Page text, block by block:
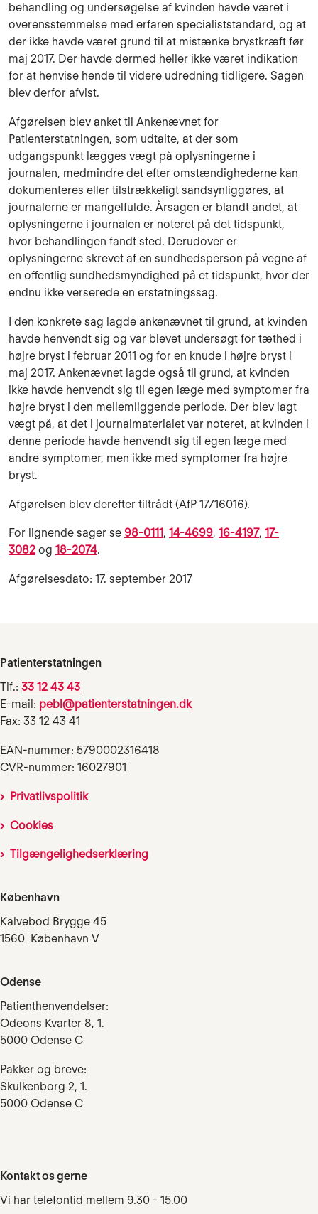
behandling og undersøgelse af kvinden havde været i
overensstemmelse med erfaren specialiststandard, og at
der ikke havde været grund til at mistænke brystkræft før
maj 2017. Der havde dermed heller ikke været indikation
for at henvise hende til videre udredning tidligere. Sagen
blev derfor afvist.
Afgørelsen blev anket til Ankenævnet for
Patienterstatningen, som udtalte, at der som
udgangspunkt lægges vægt på oplysningerne i
journalen, medmindre det efter omstændighederne kan
dokumenteres eller tilstrækkeligt sandsynliggøres, at
journalerne er mangelfulde. Årsagen er blandt andet, at
oplysningerne i journalen er noteret på det tidspunkt,
hvor behandlingen fandt sted. Derudover er
oplysningerne skrevet af en sundhedsperson på vegne af
en offentlig sundhedsmyndighed på et tidspunkt, hvor der
endnu ikke verserede en erstatningssag.
I den konkrete sag lagde ankenævnet til grund, at kvinden
havde henvendt sig og var blevet undersøgt for tæthed i
højre bryst i februar 2011 og for en knude i højre bryst i
maj 2017. Ankenævnet lagde også til grund, at kvinden
ikke havde henvendt sig til egen læge med symptomer fra
højre bryst i den mellemliggende periode. Der blev lagt
vægt på, at det i journalmaterialet var noteret, at kvinden i
denne periode havde henvendt sig til egen læge med
andre symptomer, men ikke med symptomer fra højre
bryst.
Afgørelsen blev derefter tiltrådt (AfP 17/16016).
For lignende sager se 98-0111, 14-4699, 16-4197, 17-
3082 og 18-2074.
Afgørelsesdato: 17. september 2017
Patienterstatningen
Tlf.: 33 12 43 43
E-mail: pebl@patienterstatningen.dk
Fax: 33 12 43 41
EAN-nummer: 5790002316418
CVR-nummer: 16027901
Privatlivspolitik
Cookies
Tilgængelighedserklæring
København
Kalvebod Brygge 45
1560 København V
Odense
Patienthenvendelser:
Odeons Kvarter 8, 1.
5000 Odense C
Pakker og breve:
Skulkenborg 2, 1.
5000 Odense C
Kontakt os gerne
Vi har telefontid mellem 9.30 - 15.00